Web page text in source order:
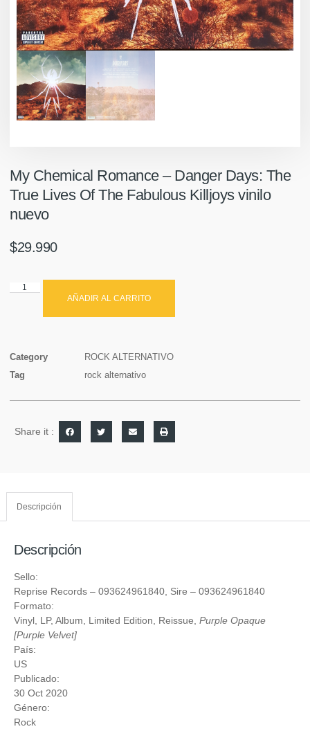
My Chemical Romance ‎– Danger Days: The
True Lives Of The Fabulous Killjoys vinilo
nuevo
$29.990
AÑADIR AL CARRITO
Category
ROCK ALTERNATIVO
Tag
rock alternativo
Share it :
Descripción
Descripción
Sello:
Reprise Records ‎– 093624961840, Sire ‎– 093624961840
Formato:
Vinyl, LP, Album, Limited Edition, Reissue, Purple Opaque
[Purple Velvet]
País:
US
Publicado:
30 Oct 2020
Género:
Rock